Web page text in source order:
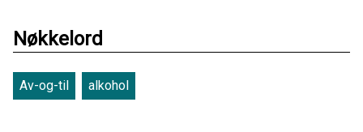
Nøkkelord
Av-og-til alkohol